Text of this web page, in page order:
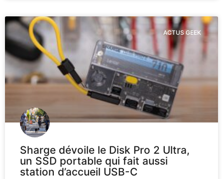
ACTUS GEEK
Sharge dévoile le Disk Pro 2 Ultra,
un SSD portable qui fait aussi
station d’accueil USB-C